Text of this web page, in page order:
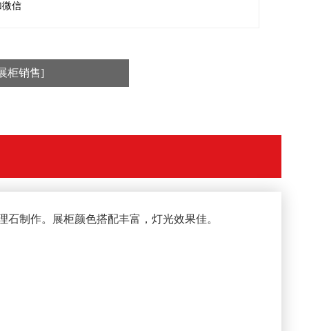
信
柜销售]
制作。展柜颜色搭配丰富，灯光效果佳。